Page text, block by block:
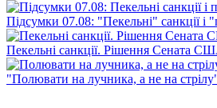
Підсумки 07.08: "Пекельні" санкції і
Пекельні санкції. Рішення Сената
"Полювати на лучника, а не на